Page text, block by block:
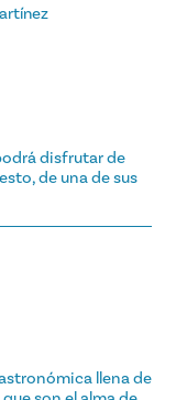
disfrutar de
de una de sus
llena de